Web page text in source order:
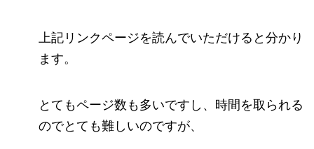
上記リンクページを読んでいただけると分かり
ます。
とてもページ数も多いですし、時間を取られる
のでとても難しいのですが、